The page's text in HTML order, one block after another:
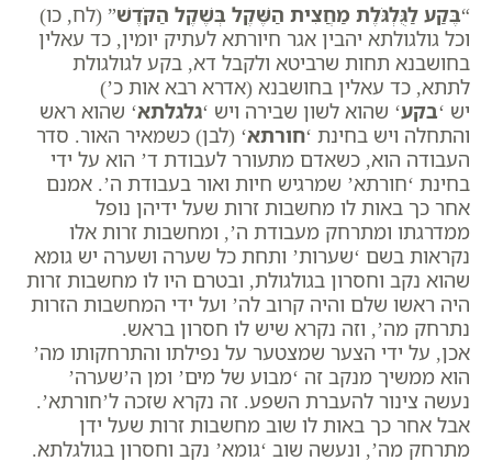
“בֶּקַע לַגֻּלְגֹּלֶת מַחֲצִית הַשֶּׁקֶל בְּשֶׁקֶל הַקֹּדֶשׁ” (לח, כו)
וכל גולגולתא יהבין אגר חיורתא לעתיק יומין, כד עאלין
בחושבנא תחות שרביטא ולקבל דא, בקע לגולגולת
לתתא, כד עאלין בחושבנא (אדרא רבא אות כ’)
יש ‘בקע‘ שהוא לשון שבירה ויש ‘גלגלתא‘ שהוא ראש
והתחלה ויש בחינת ‘חורתא‘ (לבן) כשמאיר האור. סדר
העבודה הוא, כשאדם מתעורר לעבודת ד’ הוא על ידי
בחינת ‘חורתא’ שמרגיש חיות ואור בעבודת ה’. אמנם
אחר כך באות לו מחשבות זרות שעל ידיהן נופל
ממדרגתו ומתרחק מעבודת ה’, ומחשבות זרות אלו
נקראות בשם ‘שערות’ ותחת כל שערה ושערה יש גומא
שהוא נקב וחסרון בגולגולת, ובטרם היו לו מחשבות זרות
היה ראשו שלם והיה קרוב לה’ ועל ידי המחשבות הזרות
נתרחק מה’, וזה נקרא שיש לו חסרון בראש.
אכן, על ידי הצער שמצטער על נפילתו והתרחקותו מה’
הוא ממשיך מנקב זה ‘מבוע של מים’ ומן ה’שערה’
נעשה צינור להעברת השפע. זה נקרא שזכה ל’חורתא’.
אבל אחר כך באות לו שוב מחשבות זרות שעל ידן
מתרחק מה’, ונעשה שוב ‘גומא’ נקב וחסרון בגולגלתא.